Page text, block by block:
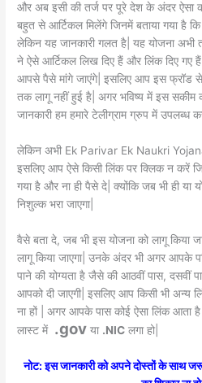
और अब इसी की तर्ज पर पूरे देश के अंदर ऐसा
बहुत से आर्टिकल मिलेंगे जिनमें बताया गया है
लेकिन यह जानकारी गलत है| यह योजना
ने ऐसे आर्टिकल लिख दिए हैं और लिंक दिए गए
आपसे पैसे मांगे जाएंगे| इसलिए आप इस फ्रॉड से
तक लागू नहीं हुई है| अगर भविष्य में इस सकीम
जानकारी हम हमारे टेलीग्राम ग्रुप में उपलब्ध
लेकिन अभी Ek Parivar Ek Naukri
इसलिए आप ऐसे किसी लिंक पर क्लिक न करें
गया है और ना ही पैसे दे| क्योंकि जब भी ही या
निशुल्क भरा जाएगा|
वैसे बता दे, जब भी इस योजना को लागू किया
लागू किया जाएगा| उनके अंदर भी अगर आपके
पाने की योग्यता है जैसे की आठवीं पास, दसवीं
आपको दी जाएगी| इसलिए आप किसी भी अन्य
ना हों | अगर आपके पास कोई ऐसा लिंक
लास्ट में .gov या .NIC लगा हो|
नोट: इस जानकारी को अपने दोस्तों के साथ